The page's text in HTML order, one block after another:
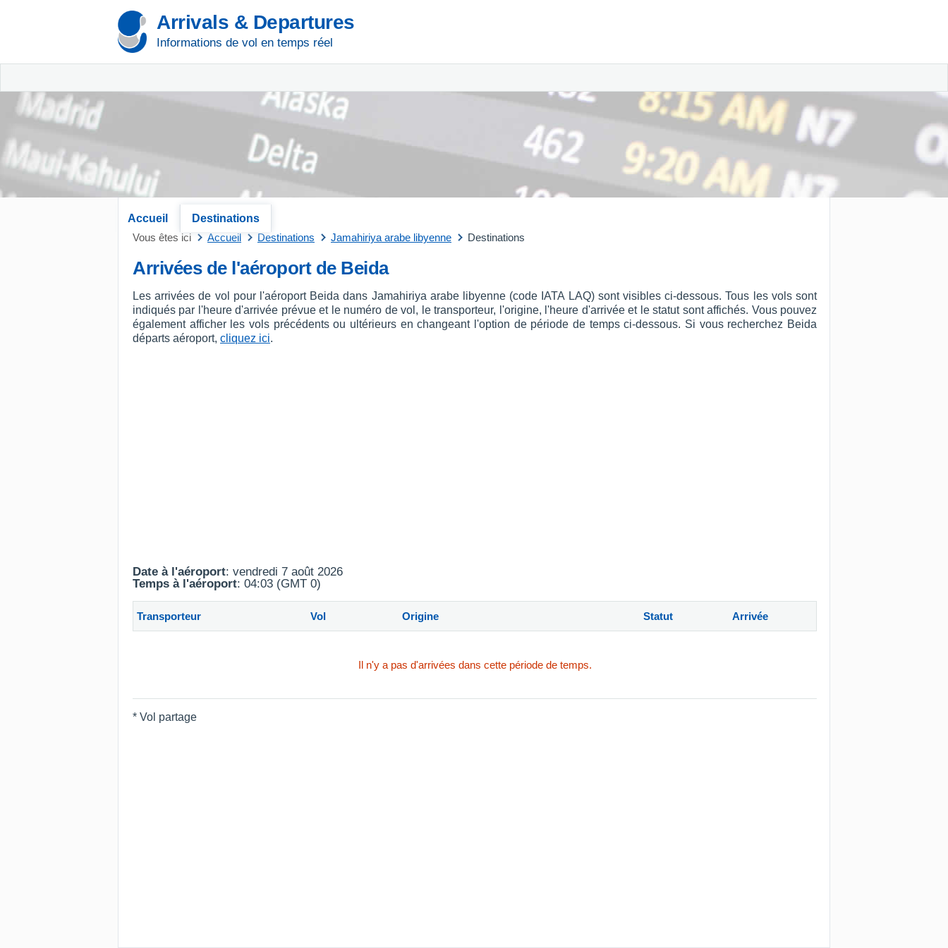
Arrivals & Departures
Informations de vol en temps réel
Accueil
Destinations
Vous êtes ici
Accueil Destinations Jamahiriya arabe libyenne Destinations
Arrivées de l'aéroport de Beida
Les arrivées de vol pour l'aéroport Beida dans Jamahiriya arabe libyenne (code IATA LAQ) sont visibles ci-dessous. Tous les vols sont
indiqués par l'heure d'arrivée prévue et le numéro de vol, le transporteur, l'origine, l'heure d'arrivée et le statut sont affichés. Vous pouvez
également afficher les vols précédents ou ultérieurs en changeant l'option de période de temps ci-dessous. Si vous recherchez Beida
départs aéroport, cliquez ici.
Date à l'aéroport: vendredi 7 août 2026
Temps à l'aéroport: 04:03 (GMT 0)
Transporteur Vol Origine Statut Arrivée
Il n'y a pas d'arrivées dans cette période de temps.
* Vol partage